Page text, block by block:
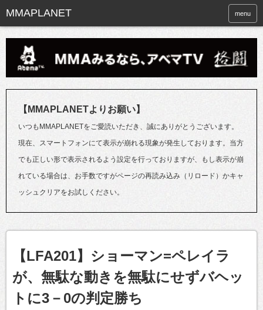
menu
【MMAPLANETよりお願い】
いつもMMAPLANETをご愛読いただき、誠にありがとうございます。
現在、スマートフォンにて表示が崩れる現象が発生しております。当方
でも正しい形で表示されるよう設定を行っておりますが、もし表示が崩
れている場合は、お手数ですがページの再読み込み（リロード）かキャ
ッシュクリアをお試しください。
【LFA201】ショーマン=ペレイラ
が、無駄な動きを無駄にせずバヘッ
トに3－0の判定勝ち